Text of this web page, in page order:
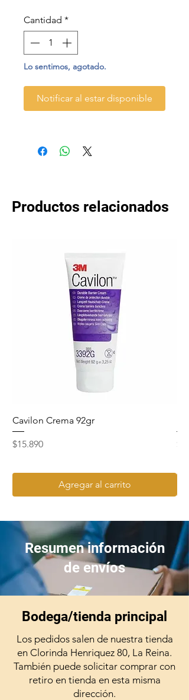
Cantidad *
Lo sentimos, agotado.
Notificar al estar disponible
Productos relacionados
Cavilon Crema 92gr
Precio
$15.890
Agregar al carrito
Resumen información
de envíos
Bodega/tienda principal
Los pedidos salen de nuestra tienda
en Clorinda Henriquez 80, La Reina.
También puede solicitar comprar con
retiro en tienda en esta misma
dirección.